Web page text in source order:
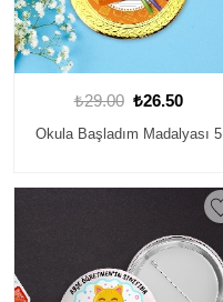
₺29.00 ₺26.50
Okula Başladım Madalyası 5